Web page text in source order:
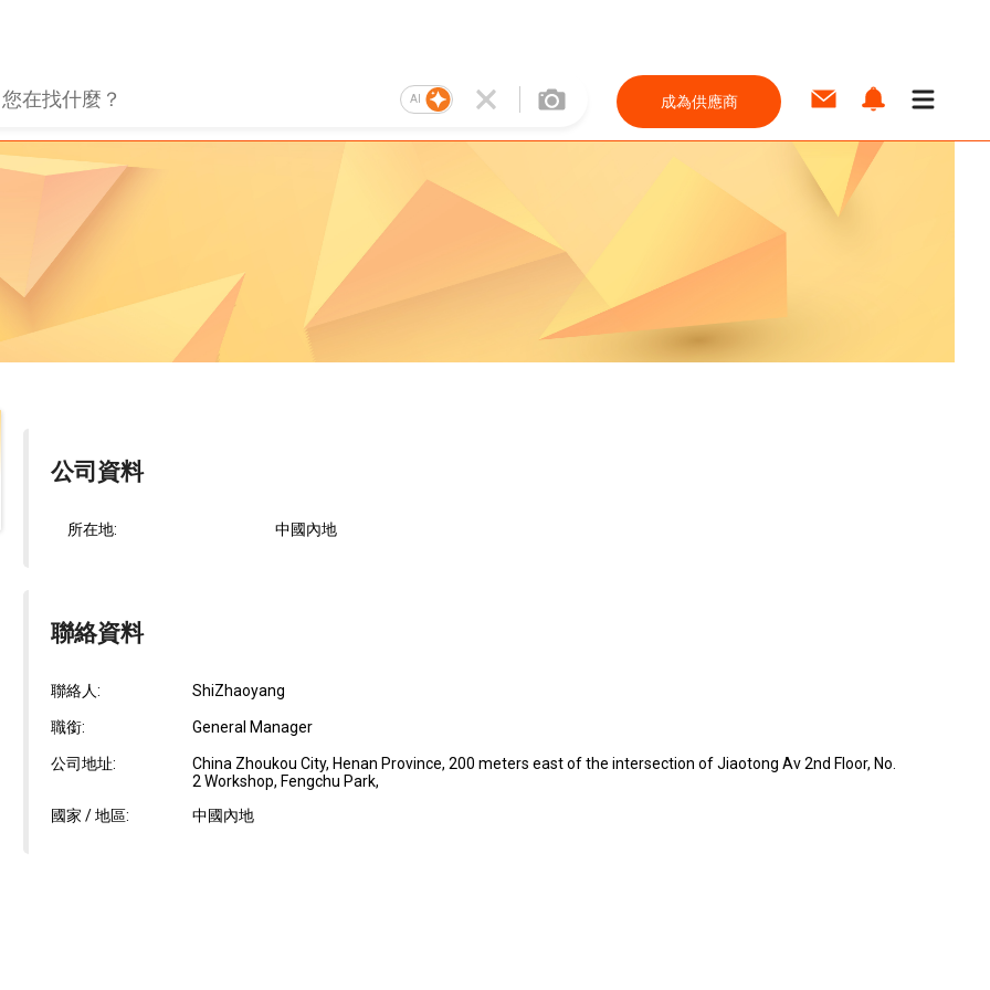
AI 成為供應商
公司資料
所在地: 中國內地
聯絡資料
聯絡人: ShiZhaoyang
職銜: General Manager
公司地址:
China Zhoukou City, Henan Province, 200 meters east of the intersection of Jiaotong Av 2nd Floor, No.
2 Workshop, Fengchu Park,
國家 / 地區:
中國內地